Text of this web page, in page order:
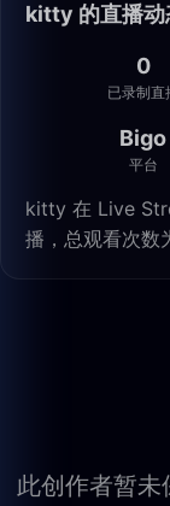
kitty 的直播动
0
已录制直
Bigo
平台
kitty 在 Live
播，总观看次数
此创作者暂未